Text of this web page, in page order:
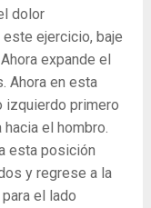
dolor
ejercicio, baje
expande el
Ahora en esta
izquierdo primero
el hombro.
esta posición
y regrese a la
el lado